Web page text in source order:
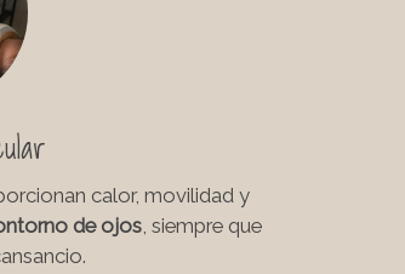
calor, movilidad y
de ojos, siempre que